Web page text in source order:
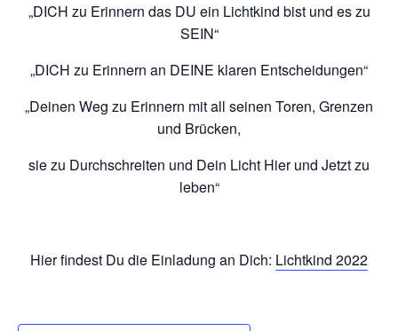
„DICH zu Erinnern das DU ein Lichtkind bist und es zu
SEIN“
„DICH zu Erinnern an DEINE klaren Entscheidungen“
„Deinen Weg zu Erinnern mit all seinen Toren, Grenzen
und Brücken,
sie zu Durchschreiten und Dein Licht Hier und Jetzt zu
leben“
Hier findest Du die Einladung an Dich: Lichtkind 2022